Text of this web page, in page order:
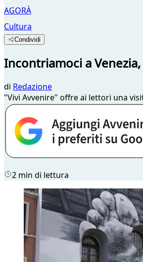
AGORÀ
Cultura
Condividi
Incontriamoci a
di Redazione
"Vivi Avvenire" offre ai lettori una
2 min di lettura